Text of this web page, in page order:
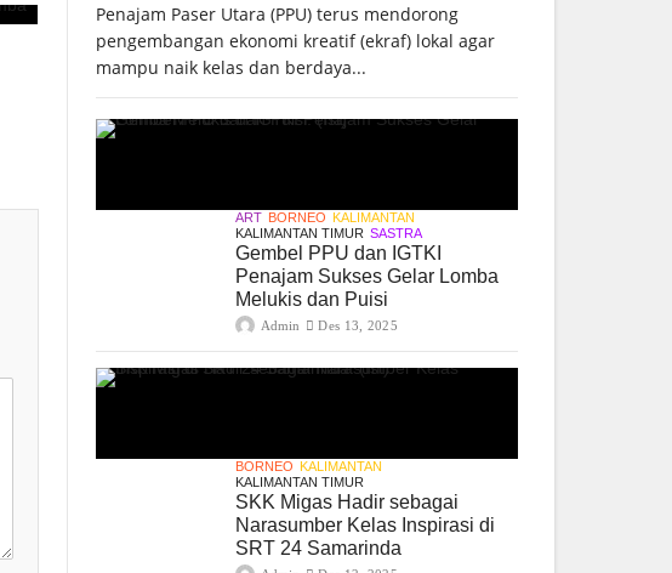
Penajam Paser Utara (PPU) terus mendorong
pengembangan ekonomi kreatif (ekraf) lokal agar
mampu naik kelas dan berdaya...
ART BORNEO KALIMANTAN
KALIMANTAN TIMUR SASTRA
Gembel PPU dan IGTKI
Penajam Sukses Gelar Lomba
Melukis dan Puisi
Admin Des 13, 2025
BORNEO KALIMANTAN
KALIMANTAN TIMUR
SKK Migas Hadir sebagai
Narasumber Kelas Inspirasi di
SRT 24 Samarinda